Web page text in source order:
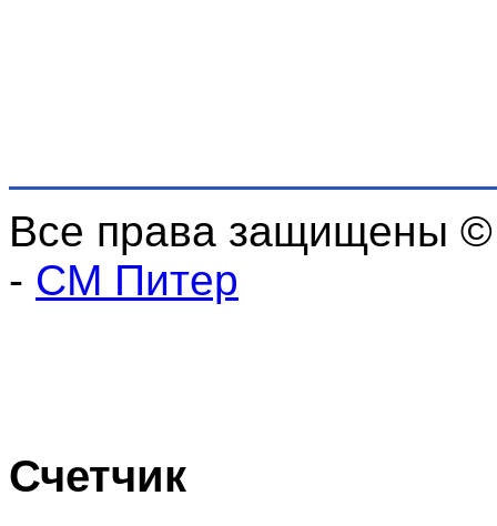
Все права защищены
- СМ Питер
Счетчик